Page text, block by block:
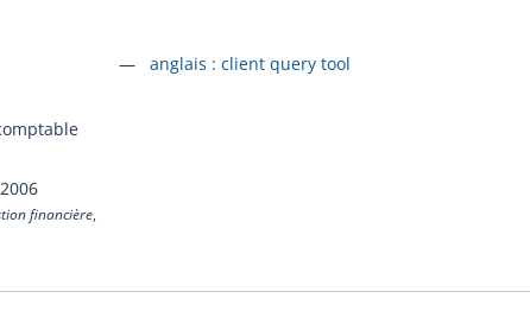
2006
financière,
Accéder à la fiche en
anglais : client query tool